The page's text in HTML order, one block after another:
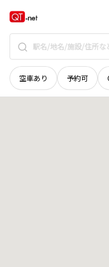
空車あり 予約可
愛媛県